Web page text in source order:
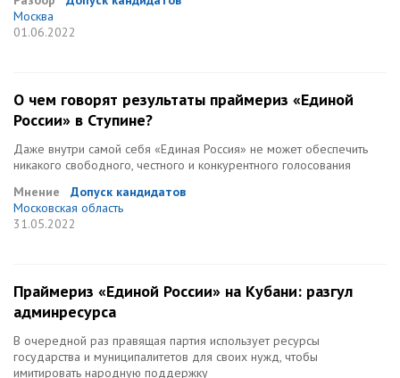
Москва
01.06.2022
О чем говорят результаты праймериз «Единой
России» в Ступине?
Даже внутри самой себя «Единая Россия» не может обеспечить
никакого свободного, честного и конкурентного голосования
Мнение
Допуск кандидатов
Московская область
31.05.2022
Праймериз «Единой России» на Кубани: разгул
админресурса
В очередной раз правящая партия использует ресурсы
государства и муниципалитетов для своих нужд, чтобы
имитировать народную поддержку